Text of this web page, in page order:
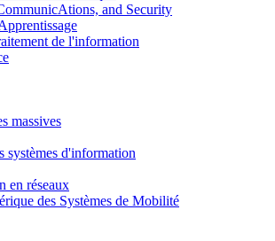
and Security
de l'information
massives
systèmes d'information
en réseaux
des Systèmes de Mobilité